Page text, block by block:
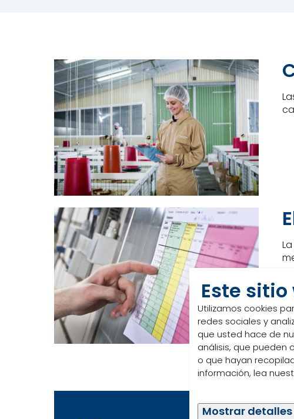
Este
Utilizamos cookies
redes sociales y
que usted hace de
análisis, que pueden
o que hayan
información, lea
Mostrar detalles